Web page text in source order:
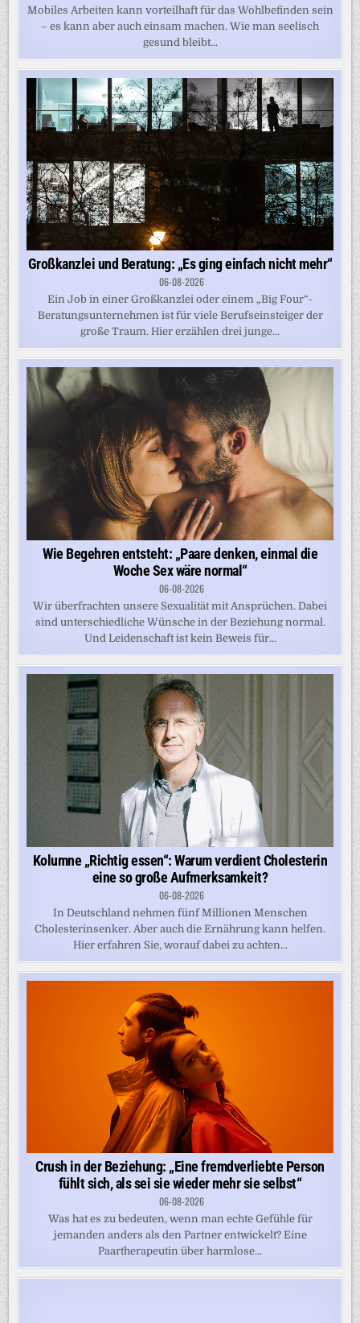
Mobiles Arbeiten kann vorteilhaft für das Wohlbefinden sein
– es kann aber auch einsam machen. Wie man seelisch
gesund bleibt...
Großkanzlei und Beratung: „Es ging einfach nicht mehr“
06-08-2026
Ein Job in einer Großkanzlei oder einem „Big Four“-
Beratungsunternehmen ist für viele Berufseinsteiger der
große Traum. Hier erzählen drei junge...
Wie Begehren entsteht: „Paare denken, einmal die
Woche Sex wäre normal“
06-08-2026
Wir überfrachten unsere Sexualität mit Ansprüchen. Dabei
sind unterschiedliche Wünsche in der Beziehung normal.
Und Leidenschaft ist kein Beweis für...
Kolumne „Richtig essen“: Warum verdient Cholesterin
eine so große Aufmerksamkeit?
06-08-2026
In Deutschland nehmen fünf Millionen Menschen
Cholesterinsenker. Aber auch die Ernährung kann helfen.
Hier erfahren Sie, worauf dabei zu achten...
Crush in der Beziehung: „Eine fremdverliebte Person
fühlt sich, als sei sie wieder mehr sie selbst“
06-08-2026
Was hat es zu bedeuten, wenn man echte Gefühle für
jemanden anders als den Partner entwickelt? Eine
Paartherapeutin über harmlose...